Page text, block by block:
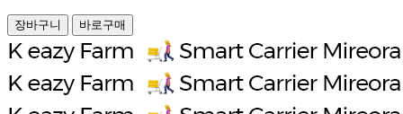
장바구니 바로구매